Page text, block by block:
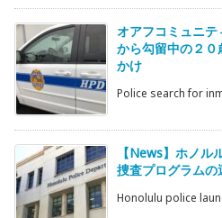
オアフコミュニ
から勾留中の２
かけ
Police search for
【News】ホノ
捜査プログラムの
Honolulu police